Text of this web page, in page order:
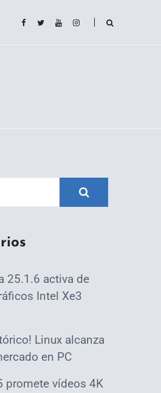
25.1.6 activa de
Intel Xe3
Linux alcanza
en PC
promete vídeos 4K